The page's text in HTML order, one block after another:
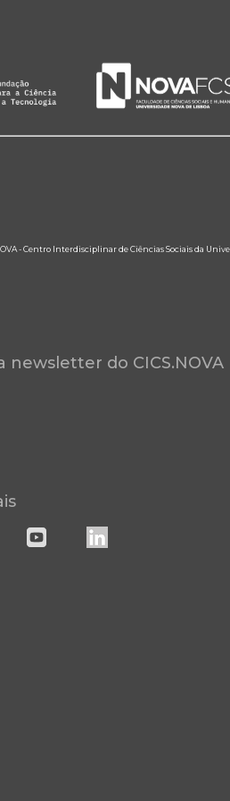
- Centro Interdisciplinar de Ciências Sociais da
newsletter do CICS.NOVA